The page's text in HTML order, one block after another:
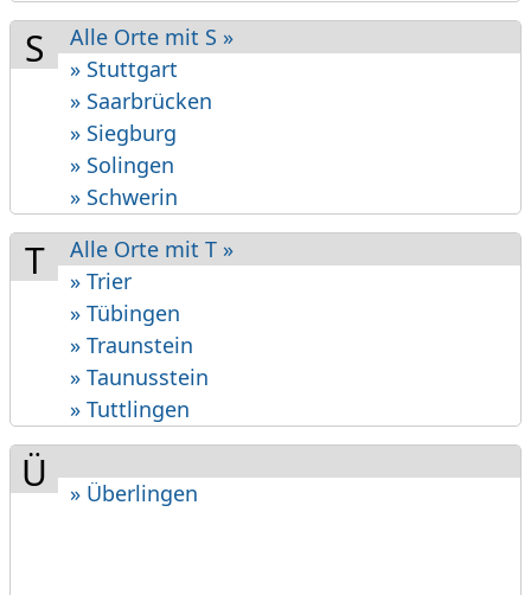
S
Alle Orte mit S »
» Stuttgart
» Saarbrücken
» Siegburg
» Solingen
» Schwerin
T
Alle Orte mit T »
» Trier
» Tübingen
» Traunstein
» Taunusstein
» Tuttlingen
Ü » Überlingen